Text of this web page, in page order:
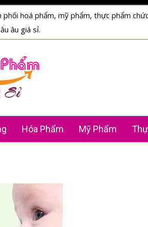
phối hoá phẩm, mỹ phẩm, thực phẩm
âu giá sỉ.
Hóa Phẩm Mỹ Phẩm